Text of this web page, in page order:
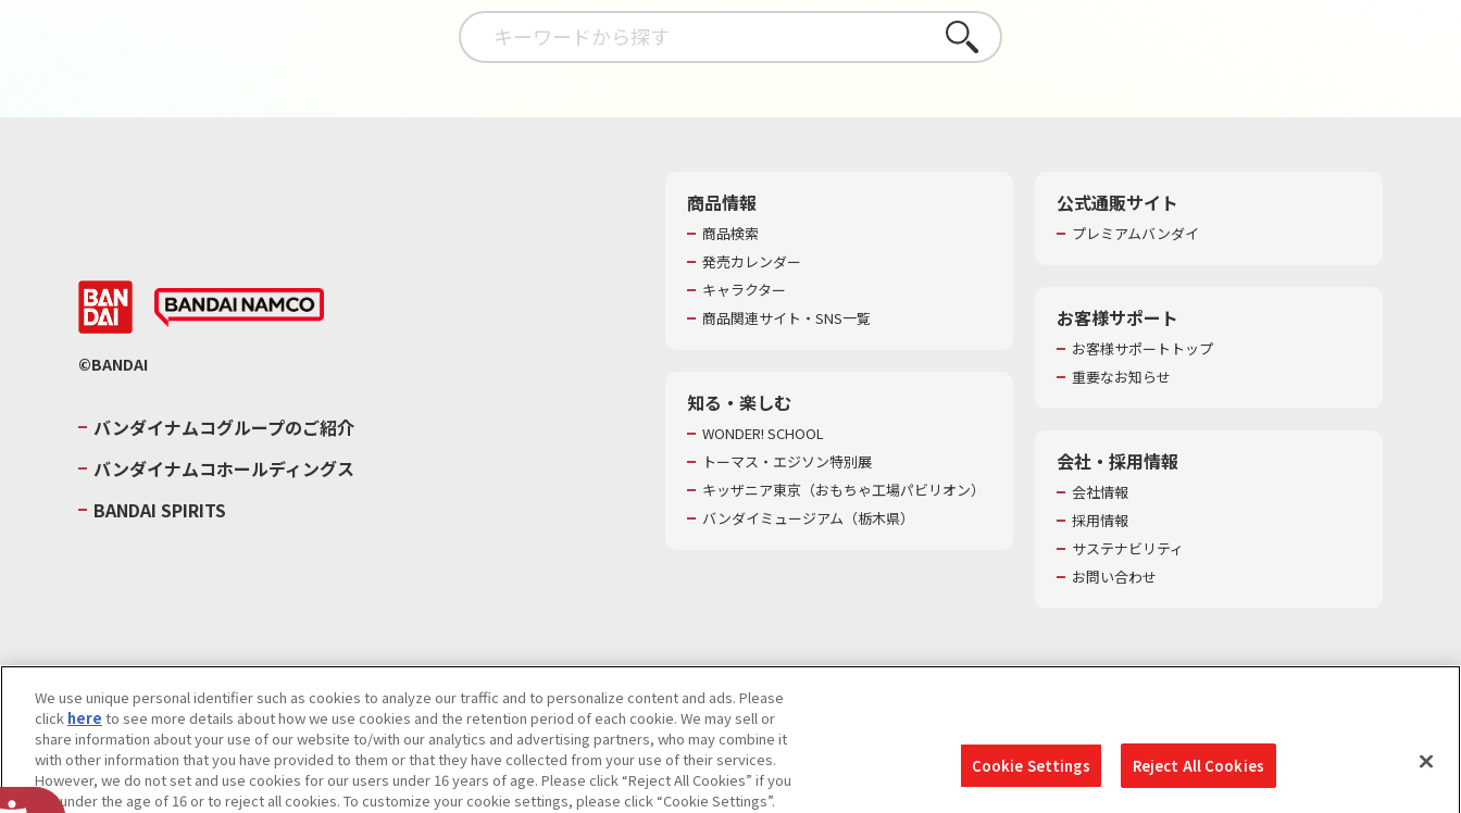
さがす
©BANDAI
バンダイナムコグループのご紹介
バンダイナムコホールディングス
BANDAI SPIRITS
商品情報
商品検索
発売カレンダー
キャラクター
商品関連サイト・SNS一覧
知る・楽しむ
WONDER! SCHOOL
トーマス・エジソン特別展
キッザニア東京（おもちゃ工場パビリオン）​
バンダイミュージアム（栃木県）
公式通販サイト
プレミアムバンダイ
お客様サポート
お客様サポートトップ
重要なお知らせ
会社・採用情報
会社情報
採用情報
サステナビリティ
お問い合わせ
ウェブサイトご利用条件ソーシャルメディアポリシー個人情報及び特定個人情報等の取り扱いに関する保護方針
Do Not Sell or Share My Personal Information著作権・商標についてカスタマーハラスメントに対する基本的な対応方針
We use unique personal identifier such as cookies to analyze our traffic and to personalize content and ads. Please
click here to see more details about how we use cookies and the retention period of each cookie. We may sell or
share information about your use of our website to/with our analytics and advertising partners, who may combine it
with other information that you have provided to them or that they have collected from your use of their services.
However, we do not set and use cookies for our users under 16 years of age. Please click “Reject All Cookies” if you
are under the age of 16 or to reject all cookies. To customize your cookie settings, please click “Cookie Settings”.
Cookie Settings Reject All Cookies